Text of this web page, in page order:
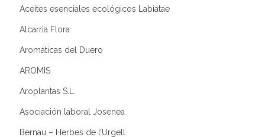
Aceites esenciales ecológicos Labiatae
Alcarria Flora
Aromáticas del Duero
AROMIS
Aroplantas S.L.
Asociación laboral Josenea
Bernau – Herbes de l’Urgell